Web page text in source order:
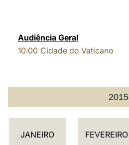
Audiência Geral
10:00 Cidade do Vaticano
2015
C
JANEIRO FEVEREIRO